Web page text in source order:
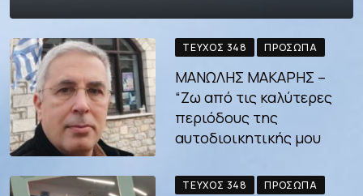
ΤΕΎΧΟΣ 348 ΠΡΌΣΩΠΑ
ΜΑΝΩΛΗΣ ΜΑΚΑΡΗΣ –
“Ζω από τις καλύτερες
περιόδους της
αυτοδιοικητικής μου
ΤΕΎΧΟΣ 348 ΠΡΌΣΩΠΑ